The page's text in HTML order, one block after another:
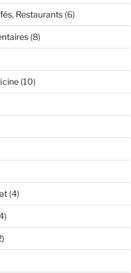
Restaurants(6)
(8)
(10)
(4)